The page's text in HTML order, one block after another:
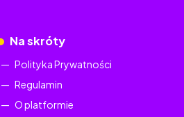
Na skróty
Polityka Prywatności
Regulamin
O platformie